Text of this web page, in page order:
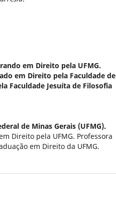
em Direito pela UFMG.
em Direito pela Faculdade de
Faculdade Jesuíta de Filosofia
de Minas Gerais (UFMG).
Direito pela UFMG. Professora
em Direito da UFMG.